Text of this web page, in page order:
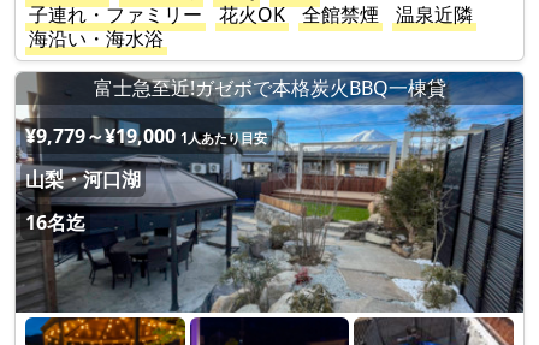
子連れ・ファミリー
花火OK 全館禁煙
温泉近隣
海沿い・海水浴
富士急至近!ガゼボで本格炭火BBQ一棟貸
¥9,779～¥19,000 1人あたり目安
山梨・河口湖
16名迄